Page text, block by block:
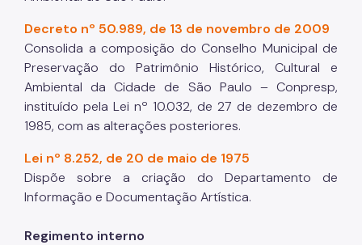
Decreto nº 50.989, de 13 de novembro de 2009
Consolida a composição do Conselho Municipal de
Preservação do Patrimônio Histórico, Cultural e
Ambiental da Cidade de São Paulo – Conpresp,
instituído pela Lei nº 10.032, de 27 de dezembro de
1985, com as alterações posteriores.
Lei nº 8.252, de 20 de maio de 1975
Dispõe sobre a criação do Departamento de
Informação e Documentação Artística.
Regimento interno